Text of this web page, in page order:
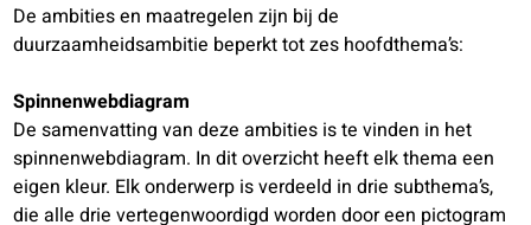
De ambities en maatregelen zijn bij de
duurzaamheidsambitie beperkt tot zes hoofdthema’s:
Spinnenwebdiagram
De samenvatting van deze ambities is te vinden in het
spinnenwebdiagram. In dit overzicht heeft elk thema een
eigen kleur. Elk onderwerp is verdeeld in drie subthema’s,
die alle drie vertegenwoordigd worden door een pictogram